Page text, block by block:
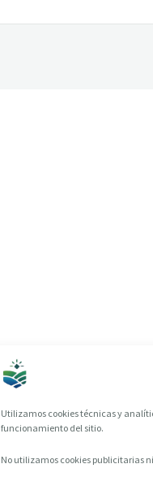
Utilizamos cookies técnicas y
funcionamiento del sitio.
No utilizamos cookies publicitarias